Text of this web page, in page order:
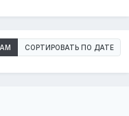
СОРТИРОВАТЬ ПО ДАТЕ